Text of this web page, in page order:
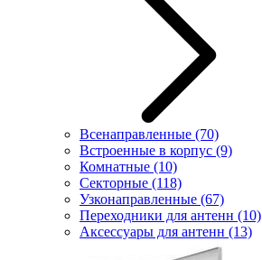
Всенаправленные (70)
Встроенные в корпус (9)
Комнатные (10)
Секторные (118)
Узконаправленные (67)
Переходники для антенн (10)
Аксессуары для антенн (13)